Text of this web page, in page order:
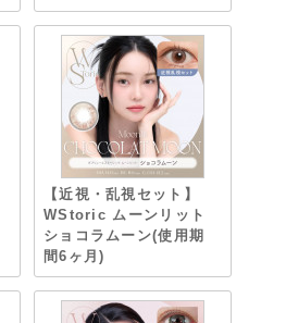
【近視・乱視セット】
WStoric ムーンリット
ショコラムーン(使用期
間6ヶ月)